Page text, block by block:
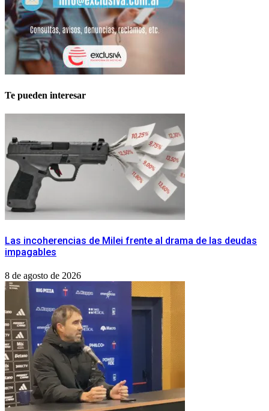
Te pueden interesar
Las incoherencias de Milei frente al drama de las deudas
impagables
8 de agosto de 2026